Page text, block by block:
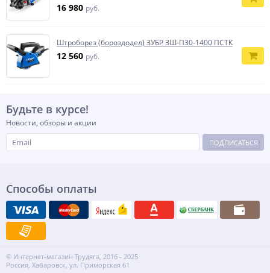
16 980 руб.
Штроборез (бороздодел) ЗУБР ЗШ-П30-1400 ПСТК
12 560 руб.
Будьте в курсе!
Новости, обзоры и акции
ПОДПИСАТЬСЯ
Способы оплаты
© Интернет-магазин Трудяга, 2016 - 2025
Россия, Хабаровск, ул. Приморская 61